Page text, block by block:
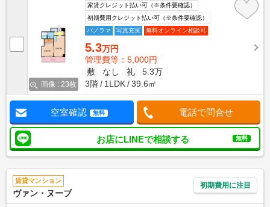
画像 : 23枚
家賃クレジット払い可（※条件要確認）
初期費用クレジット払い可（※条件要確認）
パノラマ
写真充実 無料オンライン相談可
5.3万円
管理費等：5,000円
敷
なし 礼
5.3万
3階
1LDK 39.6㎡
空室確認 無料 電話で問合せ
お店にLINEで相談する 無料
賃貸マンション
ヴァン・ヌーブ
初期費用に注目